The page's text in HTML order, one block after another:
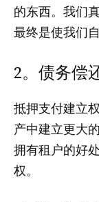
的东西。我们
最终是使我们
2。债务偿
抵押支付建立
产中建立更大
拥有租户的好
权。